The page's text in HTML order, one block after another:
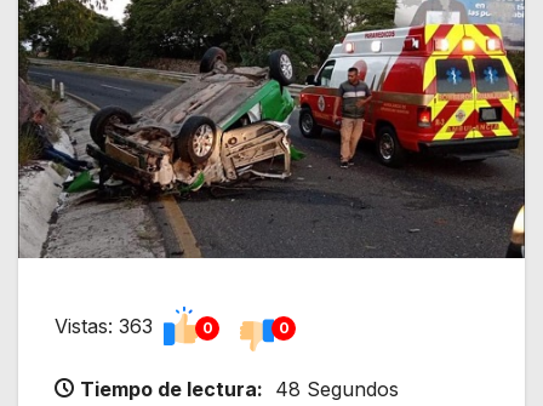
Vistas: 363 0 0
Tiempo de lectura: 48 Segundos